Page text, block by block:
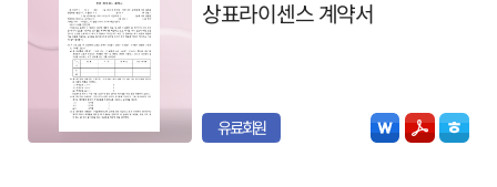
상표라이센스 계약서
유료회원